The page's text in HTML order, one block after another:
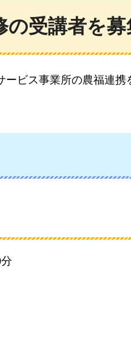
の受講者を
ビス事業所の農福連